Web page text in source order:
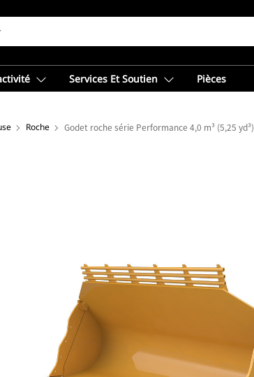
Services Et Soutien Pièces
Roche Godet roche série Performance 4,0 m³ (5,25 yd³)